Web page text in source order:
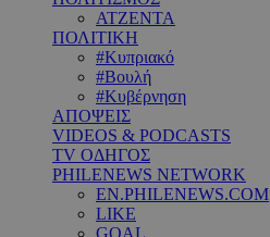
ΑΤΖΕΝΤΑ
ΠΟΛΙΤΙΚΗ
#Κυπριακό
#Βουλή
#Κυβέρνηση
ΑΠΟΨΕΙΣ
VIDEOS & PODCASTS
TV ΟΔΗΓΟΣ
PHILENEWS NETWORK
EN.PHILENEWS.COM
LIKE